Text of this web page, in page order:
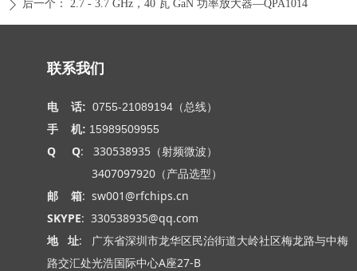
ꄲ 后一个： 2.7 - 3.7 GHz，40 瓦 GaN 功率放大器—QPA1014
联系我们
电 话: 0755-21089194（总线）
手 机: 15989509955
Q Q: 330538935（射频微波）
3407097920（产品选型）
邮 箱: sw001@rfchips.cn
SKYPE: 330538935@qq.com
地 址: 广东省深圳市龙华区民治街道大岭社区梅龙路与中梅
路交汇处光浩国际中心A座27-B